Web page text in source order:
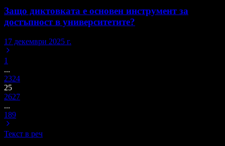
Защо диктовката е основен инструмент за
достъпност в университетите?
17 декември 2025 г.
1
...
2324
25
2627
...
189
Текст в реч